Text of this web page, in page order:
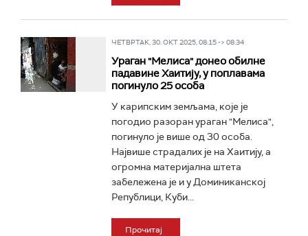
ЧЕТВРТАК, 30. ОКТ 2025, 08:15 -> 08:34
Ураган "Мелиса" донео обилне
падавине Хаитију, у поплавама
погинуло 25 особа
У карипским земљама, које је
погодио разоран ураган "Мелиса",
погинуло је више од 30 особа.
Највише страдалих је на Хаитију, а
огромна материјална штета
забележена је и у Доминиканској
Републици, Куби...
Прочитај